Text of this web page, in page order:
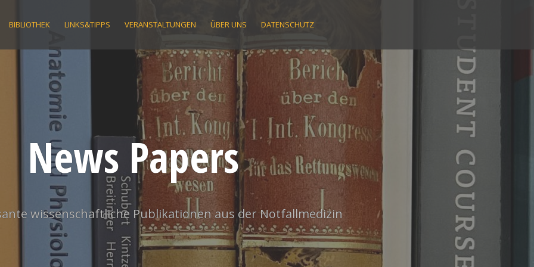
BIBLIOTHEK LINKS&TIPPS VERANSTALTUNGEN ÜBER UNS DATENSCHUTZ
News Papers
wissenschaftliche Publikationen aus der Notfallmedizin